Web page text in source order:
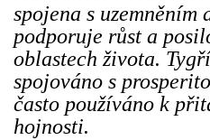
spojena s uzemněním
podporuje růst a
oblastech života.
spojováno s
často používáno k
hojnosti.